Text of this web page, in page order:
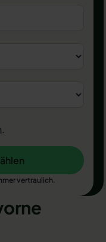
.
vertraulich.